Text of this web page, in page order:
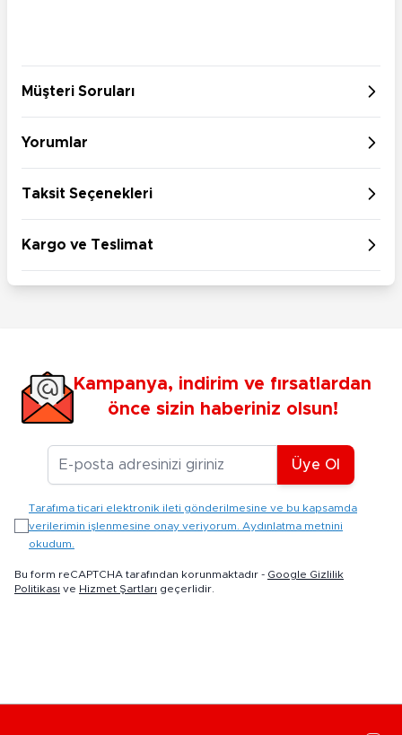
Müşteri Soruları
Yorumlar
Taksit Seçenekleri
Kargo ve Teslimat
Kampanya, indirim ve fırsatlardan
önce sizin haberiniz olsun!
E-posta Adresiniz
Üye Ol
Tarafıma ticari elektronik ileti gönderilmesine ve bu kapsamda
verilerimin işlenmesine onay veriyorum. Aydınlatma metnini
okudum.
Bu form reCAPTCHA tarafından korunmaktadır - Google Gizlilik
Politikası ve Hizmet Şartları geçerlidir.